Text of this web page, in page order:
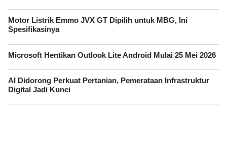
Motor Listrik Emmo JVX GT Dipilih untuk MBG, Ini
Spesifikasinya
Microsoft Hentikan Outlook Lite Android Mulai 25 Mei 2026
AI Didorong Perkuat Pertanian, Pemerataan Infrastruktur
Digital Jadi Kunci